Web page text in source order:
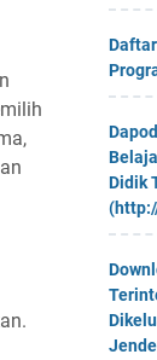
Didik